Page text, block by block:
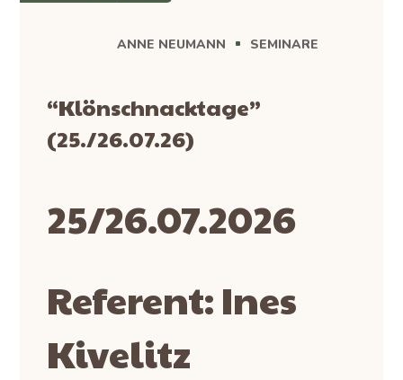
ANNE NEUMANN SEMINARE
“Klönschnacktage”
(25./26.07.26)
25/26.07.2026
Referent: Ines
Kivelitz